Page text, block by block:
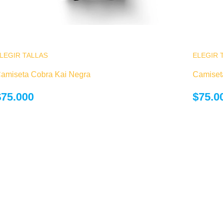
TALLASEste producto tiene múltiples variantes. Las
producto
Cobra Kai Negra
75.000
ELEGIR
$